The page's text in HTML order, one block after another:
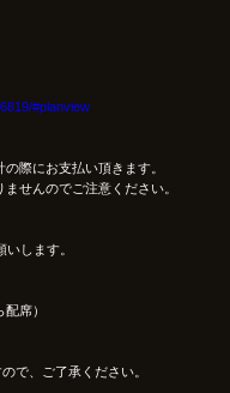
#planview
際にお支払い頂きます。
せんのでご注意ください。
します。
席）
で、ご了承ください。